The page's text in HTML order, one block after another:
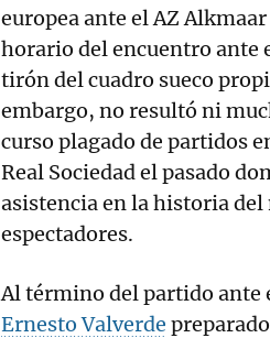
europea ante el AZ
horario del encuentro ante
tirón del cuadro sueco
embargo, no resultó ni
curso plagado de partidos
Real Sociedad el pasado
asistencia en la historia del
espectadores.
Al término del partido ante
Ernesto Valverde